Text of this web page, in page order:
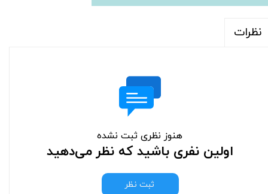
نظرات
هنوز نظری ثبت نشده
اولین نفری باشید که نظر می‌دهید
ثبت نظر